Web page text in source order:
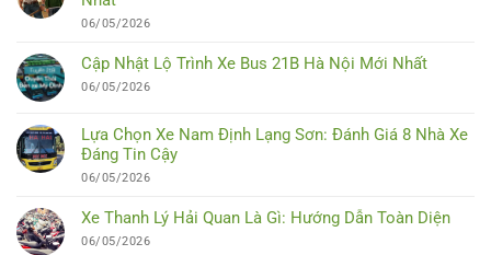
06/05/2026
Cập Nhật Lộ Trình Xe Bus 21B Hà Nội Mới Nhất
06/05/2026
Lựa Chọn Xe Nam Định Lạng Sơn: Đánh Giá 8 Nhà Xe
Đáng Tin Cậy
06/05/2026
Xe Thanh Lý Hải Quan Là Gì: Hướng Dẫn Toàn Diện
06/05/2026